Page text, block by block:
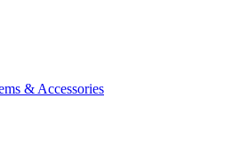
& Accessories